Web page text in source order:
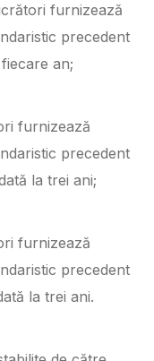
furnizează
precedent
an;
furnizează
precedent
la trei ani;
furnizează
precedent
la trei ani.